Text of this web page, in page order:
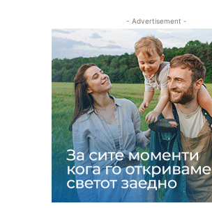
- Advertisement -